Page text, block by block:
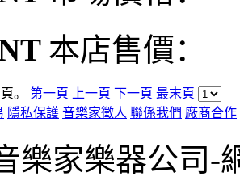
本店售價：
。 第一頁 上一頁 下一頁 最末頁
隱私保護 音樂家徵人 聯係我們 廠商合作
樂家樂器公司-